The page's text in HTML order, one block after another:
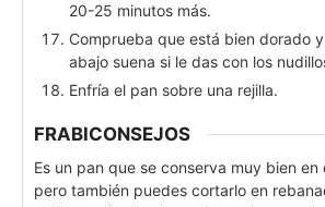
20-25 minutos más.
Comprueba que está bien dorado
abajo suena si le das con los
Enfría el pan sobre una rejilla.
FRABICONSEJOS
Es un pan que se conserva muy bien en
pero también puedes cortarlo en